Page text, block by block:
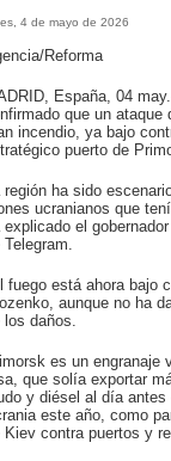
4 de mayo de 2026
Reforma
España, 04
que un ataque
incendio, ya bajo
puerto de
región ha sido
ucranianos que
explicado el
Telegram.
fuego está ahora bajo
aunque no ha
los daños.
es un engranaje
que solía exportar
y diésel al día
este año, como
Kiev contra puertos y